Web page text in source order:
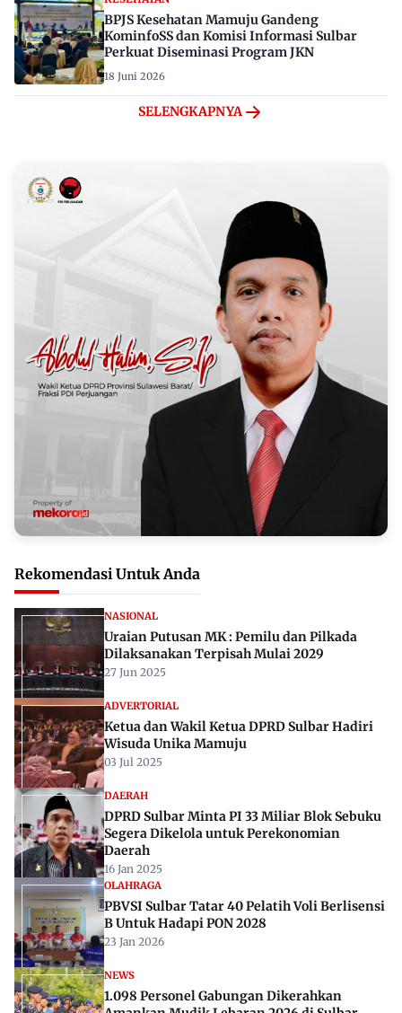
BPJS Kesehatan Mamuju Gandeng
KominfoSS dan Komisi Informasi Sulbar
Perkuat Diseminasi Program JKN
18 Juni 2026
SELENGKAPNYA
Rekomendasi Untuk Anda
NASIONAL
Uraian Putusan MK : Pemilu dan Pilkada
Dilaksanakan Terpisah Mulai 2029
27 Jun 2025
ADVERTORIAL
Ketua dan Wakil Ketua DPRD Sulbar Hadiri
Wisuda Unika Mamuju
03 Jul 2025
DAERAH
DPRD Sulbar Minta PI 33 Miliar Blok Sebuku
Segera Dikelola untuk Perekonomian
Daerah
16 Jan 2025
OLAHRAGA
PBVSI Sulbar Tatar 40 Pelatih Voli Berlisensi
B Untuk Hadapi PON 2028
23 Jan 2026
NEWS
1.098 Personel Gabungan Dikerahkan